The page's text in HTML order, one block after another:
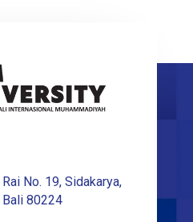
No. 19, Sidakarya,
Bali 80224